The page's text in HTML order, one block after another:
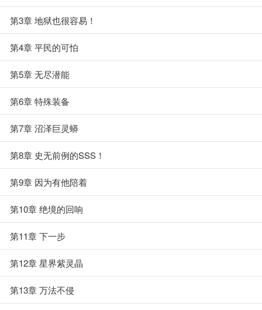
第3章 地狱也很容易！
第4章 平民的可怕
第5章 无尽潜能
第6章 特殊装备
第7章 沼泽巨灵蟒
第8章 史无前例的SSS！
第9章 因为有他陪着
第10章 绝境的回响
第11章 下一步
第12章 星界紫灵晶
第13章 万法不侵